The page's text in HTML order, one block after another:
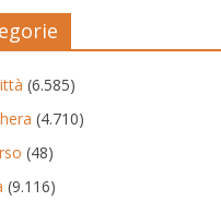
(6.585)
(4.710)
(48)
(9.116)